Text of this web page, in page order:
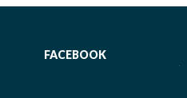
FACEBOOK